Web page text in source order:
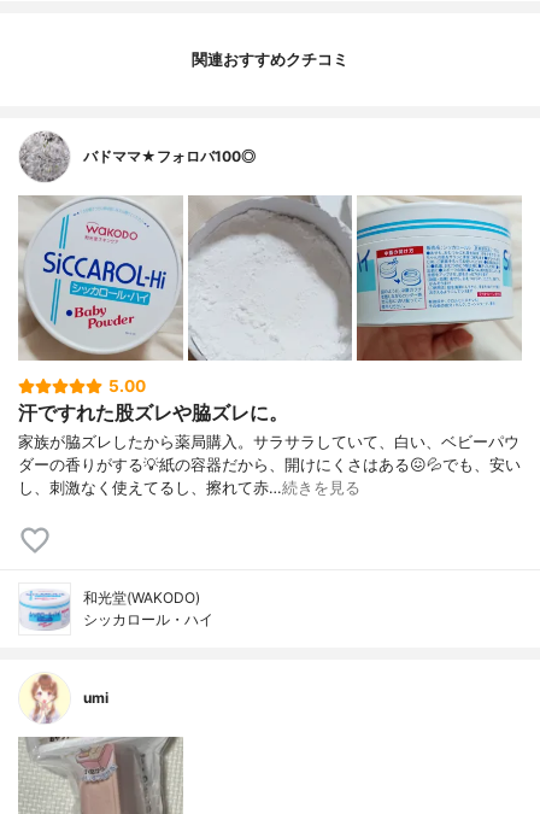
関連おすすめクチコミ
バドママ★フォロバ100◎
5.00
汗ですれた股ズレや脇ズレに。
家族が脇ズレしたから薬局購入。サラサラしていて、白い、ベビーパウ
ダーの香りがする💡紙の容器だから、開けにくさはある😖💦でも、安い
し、刺激なく使えてるし、擦れて赤…続きを見る
和光堂(WAKODO)
シッカロール・ハイ
umi